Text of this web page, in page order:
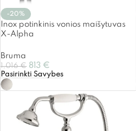
-20%
Inox potinkinis vonios maišytuvas
X-Alpha
Bruma
1,016€ 813 €
Pasirinkti Savybes